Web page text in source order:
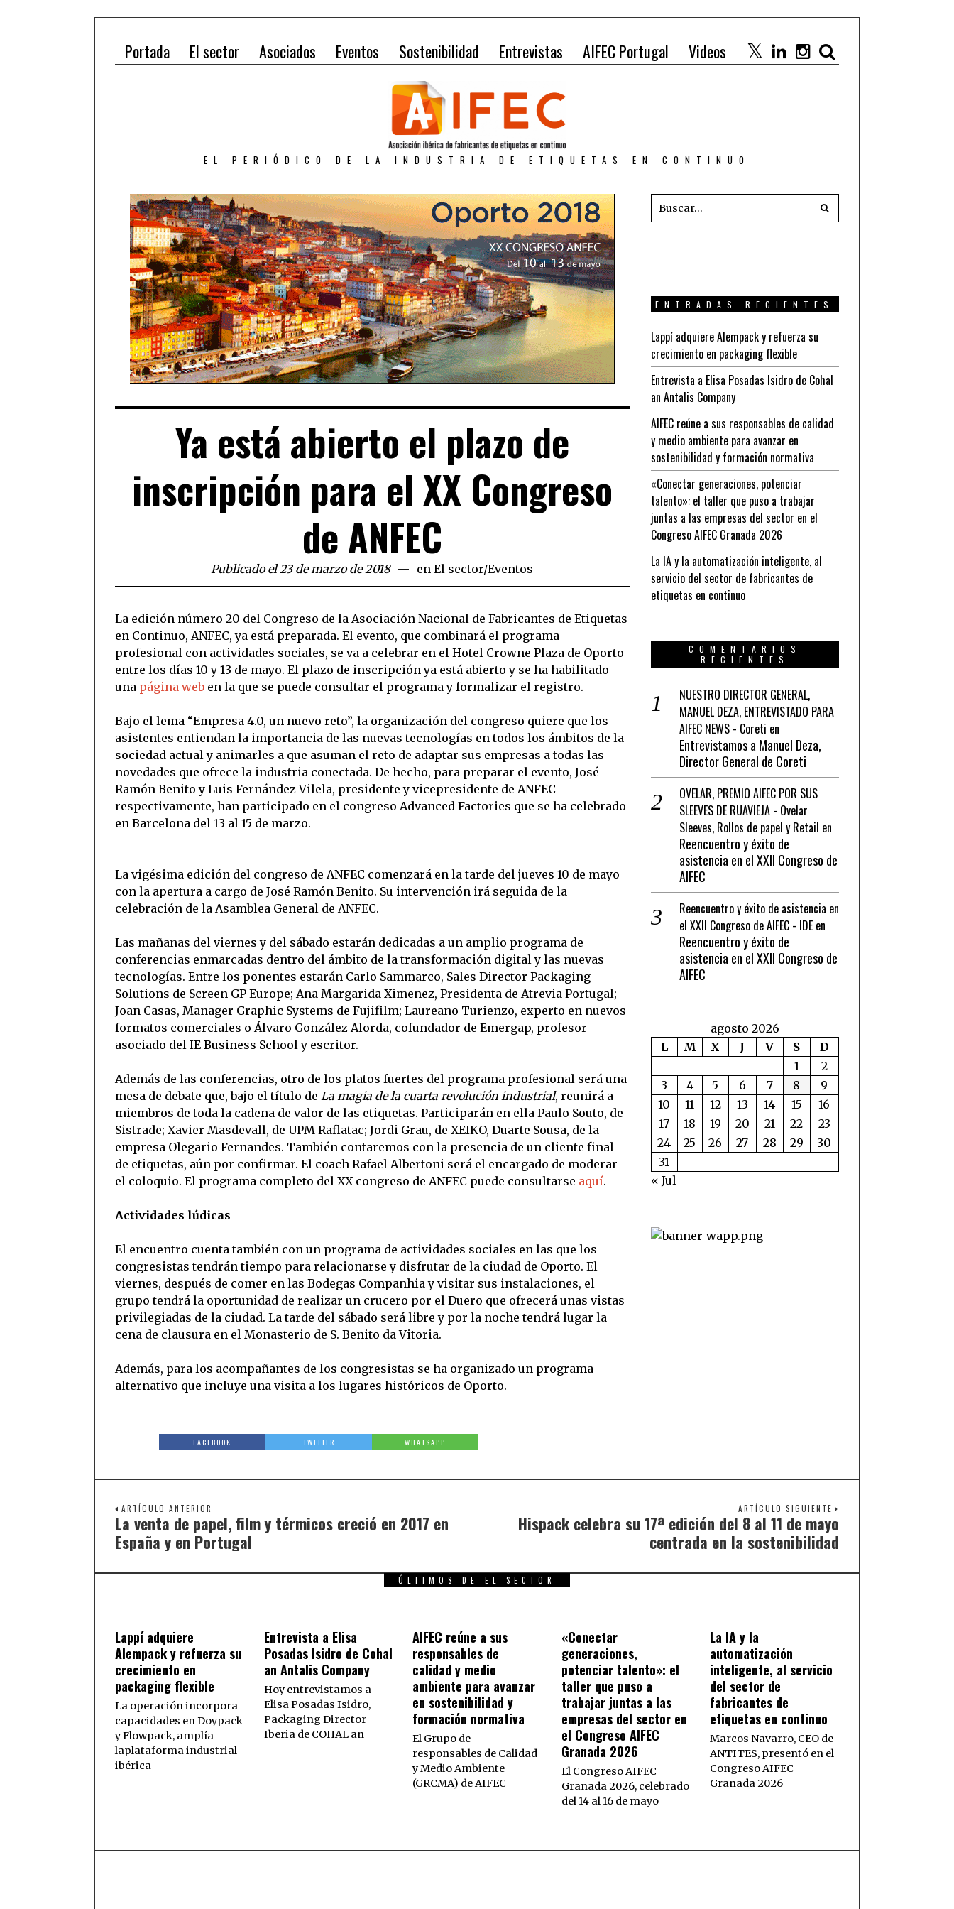
Portada El sector Asociados Eventos Sostenibilidad Entrevistas AIFEC Portugal Videos
EL PERIÓDICO DE LA INDUSTRIA DE ETIQUETAS EN CONTINUO
Ya está abierto el plazo de
inscripción para el XX Congreso
de ANFEC
Publicado el 23 de marzo de 2018 enEl sector/Eventos
La edición número 20 del Congreso de la Asociación Nacional de Fabricantes de Etiquetas
en Continuo, ANFEC, ya está preparada. El evento, que combinará el programa
profesional con actividades sociales, se va a celebrar en el Hotel Crowne Plaza de Oporto
entre los días 10 y 13 de mayo. El plazo de inscripción ya está abierto y se ha habilitado
una página web en la que se puede consultar el programa y formalizar el registro.
Bajo el lema “Empresa 4.0, un nuevo reto”, la organización del congreso quiere que los
asistentes entiendan la importancia de las nuevas tecnologías en todos los ámbitos de la
sociedad actual y animarles a que asuman el reto de adaptar sus empresas a todas las
novedades que ofrece la industria conectada. De hecho, para preparar el evento, José
Ramón Benito y Luis Fernández Vilela, presidente y vicepresidente de ANFEC
respectivamente, han participado en el congreso Advanced Factories que se ha celebrado
en Barcelona del 13 al 15 de marzo.
La vigésima edición del congreso de ANFEC comenzará en la tarde del jueves 10 de mayo
con la apertura a cargo de José Ramón Benito. Su intervención irá seguida de la
celebración de la Asamblea General de ANFEC.
Las mañanas del viernes y del sábado estarán dedicadas a un amplio programa de
conferencias enmarcadas dentro del ámbito de la transformación digital y las nuevas
tecnologías. Entre los ponentes estarán Carlo Sammarco, Sales Director Packaging
Solutions de Screen GP Europe; Ana Margarida Ximenez, Presidenta de Atrevia Portugal;
Joan Casas, Manager Graphic Systems de Fujifilm; Laureano Turienzo, experto en nuevos
formatos comerciales o Álvaro González Alorda, cofundador de Emergap, profesor
asociado del IE Business School y escritor.
Además de las conferencias, otro de los platos fuertes del programa profesional será una
mesa de debate que, bajo el título de La magia de la cuarta revolución industrial, reunirá a
miembros de toda la cadena de valor de las etiquetas. Participarán en ella Paulo Souto, de
Sistrade; Xavier Masdevall, de UPM Raflatac; Jordi Grau, de XEIKO, Duarte Sousa, de la
empresa Olegario Fernandes. También contaremos con la presencia de un cliente final
de etiquetas, aún por confirmar. El coach Rafael Albertoni será el encargado de moderar
el coloquio. El programa completo del XX congreso de ANFEC puede consultarse aquí.
Actividades lúdicas
El encuentro cuenta también con un programa de actividades sociales en las que los
congresistas tendrán tiempo para relacionarse y disfrutar de la ciudad de Oporto. El
viernes, después de comer en las Bodegas Companhia y visitar sus instalaciones, el
grupo tendrá la oportunidad de realizar un crucero por el Duero que ofrecerá unas vistas
privilegiadas de la ciudad. La tarde del sábado será libre y por la noche tendrá lugar la
cena de clausura en el Monasterio de S. Benito da Vitoria.
Además, para los acompañantes de los congresistas se ha organizado un programa
alternativo que incluye una visita a los lugares históricos de Oporto.
FACEBOOK TWITTER WHATSAPP
ENTRADAS RECIENTES
Lappí adquiere Alempack y refuerza su
crecimiento en packaging flexible
Entrevista a Elisa Posadas Isidro de Cohal
an Antalis Company
AIFEC reúne a sus responsables de calidad
y medio ambiente para avanzar en
sostenibilidad y formación normativa
«Conectar generaciones, potenciar
talento»: el taller que puso a trabajar
juntas a las empresas del sector en el
Congreso AIFEC Granada 2026
La IA y la automatización inteligente, al
servicio del sector de fabricantes de
etiquetas en continuo
COMENTARIOS
RECIENTES
NUESTRO DIRECTOR GENERAL,
MANUEL DEZA, ENTREVISTADO PARA
AIFEC NEWS - Coreti en
Entrevistamos a Manuel Deza,
Director General de Coreti
OVELAR, PREMIO AIFEC POR SUS
SLEEVES DE RUAVIEJA - Ovelar
Sleeves, Rollos de papel y Retail en
Reencuentro y éxito de
asistencia en el XXII Congreso de
AIFEC
Reencuentro y éxito de asistencia en
el XXII Congreso de AIFEC - IDEen
Reencuentro y éxito de
asistencia en el XXII Congreso de
AIFEC
agosto 2026
L
M X J V S
D
1
2
3
4 5 6 7 8
9
10
11 12 13 14 15
16
17
18 19 20 21 22
23
24
25 26 27 28 29
30
31
« Jul
ARTÍCULO ANTERIOR
La venta de papel, film y térmicos creció en 2017 en
España y en Portugal
ARTÍCULO SIGUIENTE
Hispack celebra su 17ª edición del 8 al 11 de mayo
centrada en la sostenibilidad
ÚLTIMOS DE EL SECTOR
Lappí adquiere
Alempack y refuerza su
crecimiento en
packaging flexible
La operación incorpora
capacidades en Doypack
y Flowpack, amplía
laplataforma industrial
ibérica
Entrevista a Elisa
Posadas Isidro de Cohal
an Antalis Company
Hoy entrevistamos a
Elisa Posadas Isidro,
Packaging Director
Iberia de COHAL an
AIFEC reúne a sus
responsables de
calidad y medio
ambiente para avanzar
en sostenibilidad y
formación normativa
El Grupo de
responsables de Calidad
y Medio Ambiente
(GRCMA) de AIFEC
«Conectar
generaciones,
potenciar talento»: el
taller que puso a
trabajar juntas a las
empresas del sector en
el Congreso AIFEC
Granada 2026
El Congreso AIFEC
Granada 2026, celebrado
del 14 al 16 de mayo
La IA y la
automatización
inteligente, al servicio
del sector de
fabricantes de
etiquetas en continuo
Marcos Navarro, CEO de
ANTITES, presentó en el
Congreso AIFEC
Granada 2026